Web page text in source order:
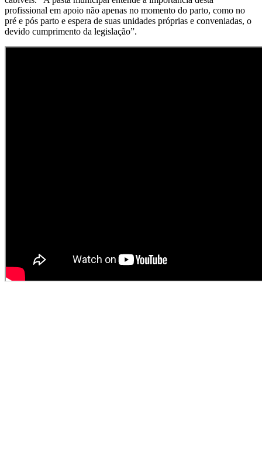
profissional em apoio não apenas no momento do parto, como no
pré e pós parto e espera de suas unidades próprias e conveniadas, o
devido cumprimento da legislação”.